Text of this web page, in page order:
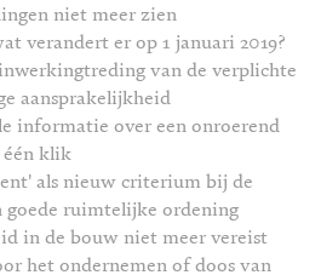
niet meer zien
verandert er op 1 januari 2019?
van de verplichte
aansprakelijkheid
informatie over een onroerend
één klik
als nieuw criterium bij de
goede ruimtelijke ordening
in de bouw niet meer vereist
het ondernemen of doos van